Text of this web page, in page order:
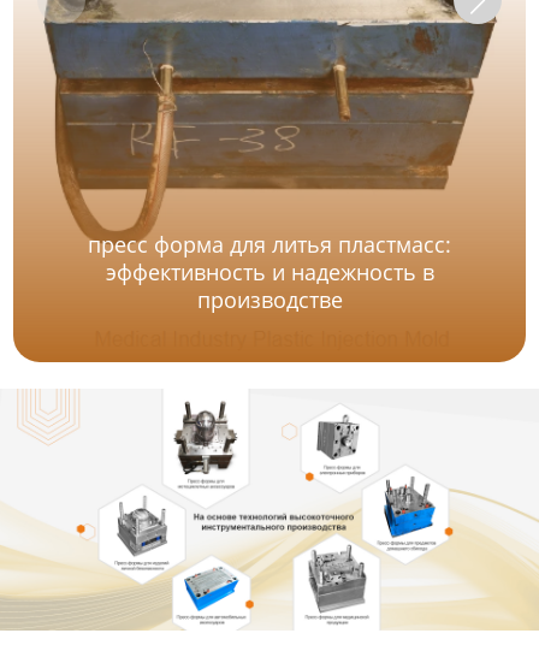
пресс форма для литья пластмасс:
эффективность и надежность в
производстве